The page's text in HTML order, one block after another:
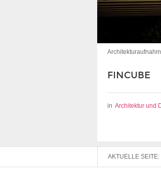
FINCUBE
in Architektur und
AKTUELLE SEITE: